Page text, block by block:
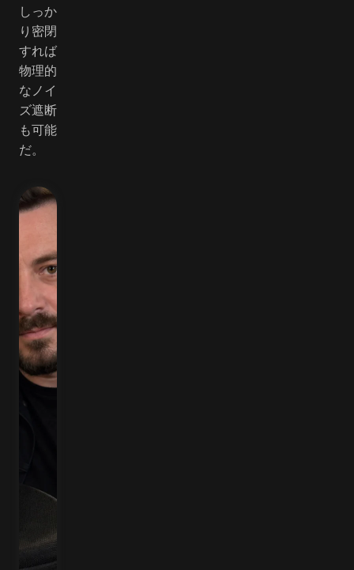
しっか
り密閉
すれば
物理的
なノイ
ズ遮断
も可能
だ。